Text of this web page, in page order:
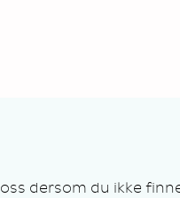
dersom du ikke